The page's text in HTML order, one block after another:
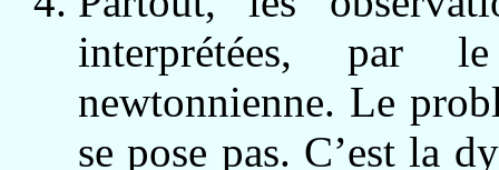
interprétées, par
newtonnienne. Le
se pose pas. C’est la